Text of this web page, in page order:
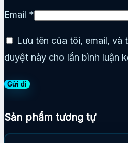
Email *
Lưu tên của tôi, email, và
duyệt này cho lần bình luận
Sản phẩm tương tự